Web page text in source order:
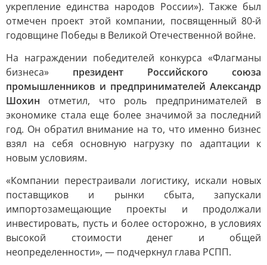
укрепление единства народов России»). Также был
отмечен проект этой компании, посвященный 80-й
годовщине Победы в Великой Отечественной войне.
На награждении победителей конкурса «Флагманы
бизнеса» президент Российского союза
промышленников и предпринимателей Александр
Шохин отметил, что роль предпринимателей в
экономике стала еще более значимой за последний
год. Он обратил внимание на то, что именно бизнес
взял на себя основную нагрузку по адаптации к
новым условиям.
«Компании перестраивали логистику, искали новых
поставщиков и рынки сбыта, запускали
импортозамещающие проекты и продолжали
инвестировать, пусть и более осторожно, в условиях
высокой стоимости денег и общей
неопределенности», — подчеркнул глава РСПП.